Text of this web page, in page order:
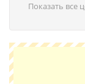
Показать все